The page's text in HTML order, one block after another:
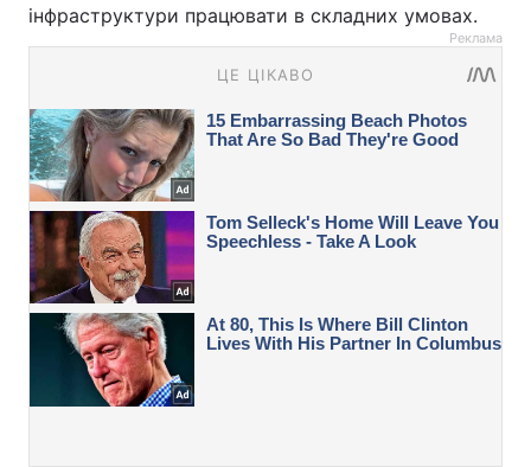
інфраструктури працювати в складних умовах.
Реклама